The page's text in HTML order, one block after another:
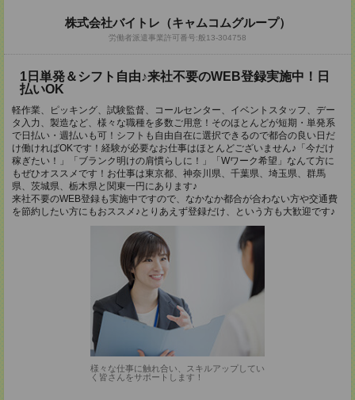
株式会社バイトレ（キャムコムグループ）
労働者派遣事業許可番号:般13-304758
1日単発＆シフト自由♪来社不要のWEB登録実施中！日
払いOK
軽作業、ピッキング、試験監督、コールセンター、イベントスタッフ、デー
タ入力、製造など、様々な職種を多数ご用意！そのほとんどが短期・単発系
で日払い・週払いも可！シフトも自由自在に選択できるので都合の良い日だ
け働ければOKです！経験が必要なお仕事はほとんどございません♪「今だけ
稼ぎたい！」「ブランク明けの肩慣らしに！」「Wワーク希望」なんて方に
もぜひオススメです！お仕事は東京都、神奈川県、千葉県、埼玉県、群馬
県、茨城県、栃木県と関東一円にあります♪
来社不要のWEB登録も実施中ですので、なかなか都合が合わない方や交通費
を節約したい方にもおススメ♪とりあえず登録だけ、という方も大歓迎です♪
様々な仕事に触れ合い、スキルアップしてい
く皆さんをサポートします！